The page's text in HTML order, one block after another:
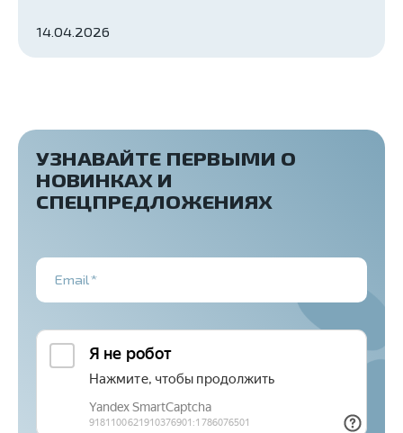
14.04.2026
УЗНАВАЙТЕ ПЕРВЫМИ О
НОВИНКАХ И
СПЕЦПРЕДЛОЖЕНИЯХ
Email*